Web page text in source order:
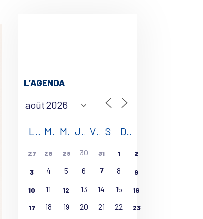
L’AGENDA
M V S D
27 28 29 30 31 1 2
3 4 5 6 7 8 9
10 11 12 13 14 15 16
17 18 19 20 21 22 23